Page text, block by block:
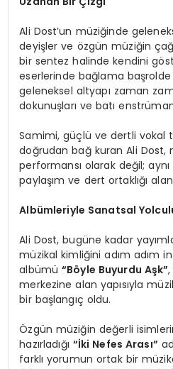
Ali Dost’un müziğinde
deyişler ve özgün müziğin
bir sentez halinde kendini
eserlerinde bağlama başrolde
geleneksel altyapı zaman
dokunuşları ve batı
Samimi, güçlü ve dertli vokal
doğrudan bağ kuran Ali Dost,
performansı olarak değil;
paylaşım ve dert ortaklığı
Albümleriyle Sanatsal
Ali Dost, bugüne kadar
müzikal kimliğini adım adım
albümü“Böyle Buyurdu Aşk”
merkezine alan yapısıyla
bir başlangıç oldu.
Özgün müziğin değerli
hazırladığı “İki Nefes Arası”
farklı yorumun ortak bir